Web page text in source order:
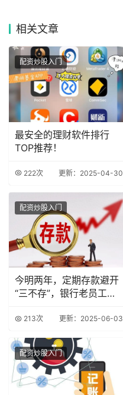
相关文章
配资炒股入门
最安全的理财软件排行
TOP推荐！
222次 更新：2025-04-30
配资炒股入门
今明两年，定期存款避开
“三不存”，银行老员工善
213次 更新：2025-06-03
配资炒股入门